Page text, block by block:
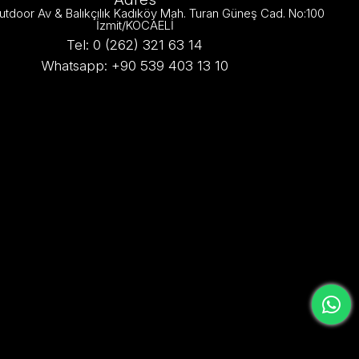
Av & Balıkçılık Kadıköy Mah. Turan Güneş Cad. No:100
İzmit/KOCAELİ
Tel: 0 (262) 321 63 14
Whatsapp: +90 539 403 13 10